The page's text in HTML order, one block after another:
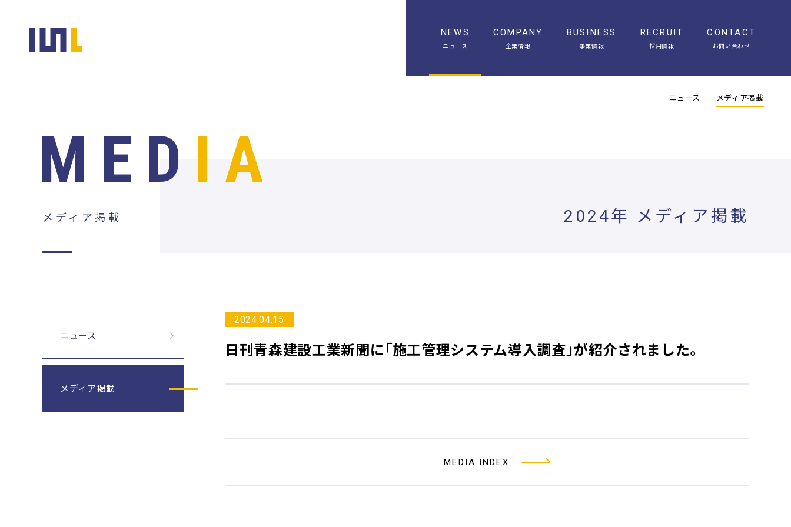
NEWS
ニュース
ニュース メディア掲載
COMPANY
企業情報
BUSINESS
事業情報
RECRUIT
採用情報
CONTACT
お問い合わせ
2024年 メディア掲載
MED IA
メディア掲載
ニュース
メディア掲載
2024.04.15
日刊青森建設工業新聞に「施工管理システム導入調査」が紹介されました。
MEDIA INDEX